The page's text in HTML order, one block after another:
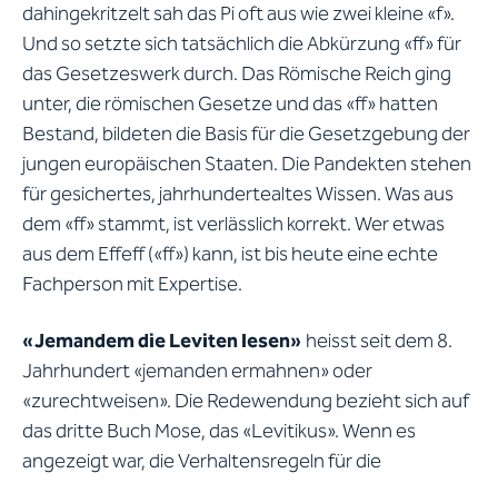
dahingekritzelt sah das Pi oft aus wie zwei kleine «f».
Und so setzte sich tatsächlich die Abkürzung «ff» für
das Gesetzeswerk durch. Das Römische Reich ging
unter, die römischen Gesetze und das «ff» hatten
Bestand, bildeten die Basis für die Gesetzgebung der
jungen europäischen Staaten. Die Pandekten stehen
für gesichertes, jahrhundertealtes Wissen. Was aus
dem «ff» stammt, ist verlässlich korrekt. Wer etwas
aus dem Effeff («ff») kann, ist bis heute eine echte
Fachperson mit Expertise.
«Jemandem die Leviten lesen» heisst seit dem 8.
Jahrhundert «jemanden ermahnen» oder
«zurechtweisen». Die Redewendung bezieht sich auf
das dritte Buch Mose, das «Levitikus». Wenn es
angezeigt war, die Verhaltensregeln für die